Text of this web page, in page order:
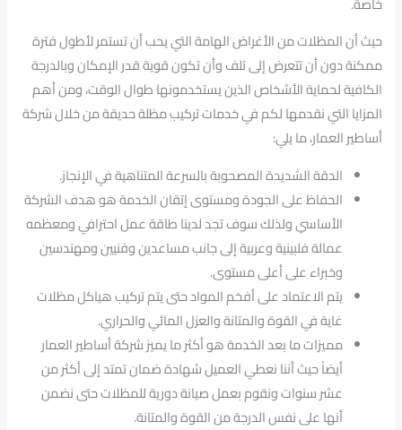
حيث أن المظلات من الأغراض الهامة التي يحب أن تستمر لأطول فترة
ممكنة دون أن تتعرض إلى تلف وأن تكون قوية قدر الإمكان وبالدرجة
الكافية لحماية الأشخاص الذين يستخدمونها طوال الوقت، ومن أهم
المزايا التي نقدمها لكم في خدمات تركيب مظلة حديقة من خلال شركة
أساطير العمار، ما يلي:
الدقة الشديدة المصحوبة بالسرعة المتناهية في الإنجاز.
الحفاظ على الجودة ومستوى إتقان الخدمة هو هدف الشركة
الأساسي ولذلك سوف تجد لدينا طاقة عمل احترافي ومعظمه
عمالة فلبينية وعربية إلى جانب مساعدين وفنيين ومهندسين
وخبراء على أعلى مستوى.
يتم الاعتماد على أفخم المواد حتى يتم تركيب هياكل مظلات
غاية في القوة والمتانة والعزل المائي والحراري.
مميزات ما بعد الخدمة هو أكثر ما يميز شركة أساطير العمار
أيضاً حيث أننا نعطي العميل شهادة ضمان تمتد إلى أكثر من
عشر سنوات ونقوم بعمل صيانة دورية للمظلات حتى نضمن
أنها على نفس الدرجة من القوة والمتانة.